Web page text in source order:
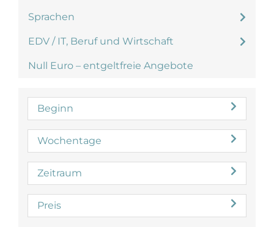
Sprachen
EDV / IT, Beruf und Wirtschaft
Null Euro – entgeltfreie Angebote
Beginn
Wochentage
Zeitraum
Preis